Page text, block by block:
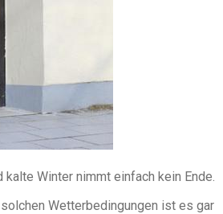
Winter nimmt einfach kein Ende.
Wetterbedingungen ist es gar